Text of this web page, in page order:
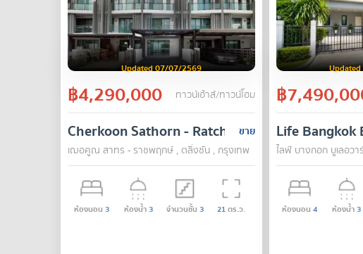
Updated 07/07/2569
฿4,290,000 ทาวน์เฮ้าส์/ทาวน์โฮม
ขาย
Cherkoon Sathorn - Ratchapruek
เฌอคูณ สาทร - ราชพฤกษ์ , ตลิ่งชัน , กรุงเทพ
ห้องนอน 3 ห้องน้ำ3 จำนวนชั้น 3 21ตร.ว.
฿
Life Bangkok
ไลฟ์ บางกอก บูเลอว
ห้องนอน 4 ห้องน้ำ3